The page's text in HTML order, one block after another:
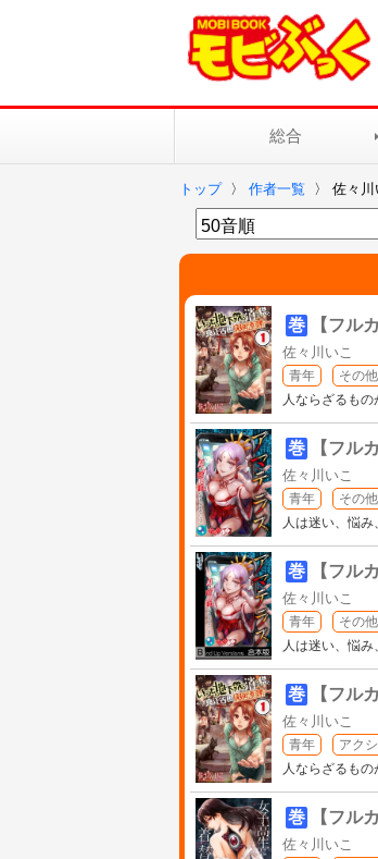
総合
トップ 〉 作者一覧 〉 佐々川
巻 【フル
佐々川いこ
青年
その他
人ならざるも
巻 【フル
佐々川いこ
青年
その他
人は迷い、悩
巻 【フル
佐々川いこ
青年
その他
人は迷い、悩
巻 【フル
佐々川いこ
青年
アク
人ならざるも
巻 【フル
佐々川いこ